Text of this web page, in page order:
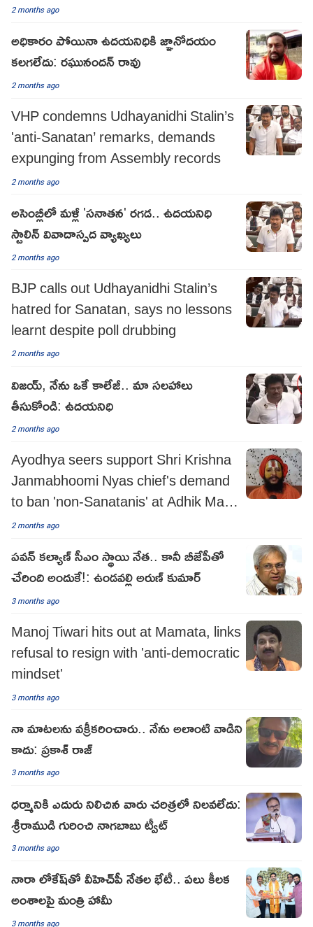
2 months ago
అధికారం పోయినా ఉదయనిధికి జ్ఞానోదయం
కలగలేదు: రఘునందన్ రావు
2 months ago
VHP condemns Udhayanidhi Stalin’s
'anti-Sanatan’ remarks, demands
expunging from Assembly records
2 months ago
అసెంబ్లీలో మళ్లీ 'సనాతన' రగడ.. ఉదయనిధి
స్టాలిన్ వివాదాస్పద వ్యాఖ్యలు
2 months ago
BJP calls out Udhayanidhi Stalin’s
hatred for Sanatan, says no lessons
learnt despite poll drubbing
2 months ago
విజయ్, నేను ఒకే కాలేజీ.. మా సలహాలు
తీసుకోండి: ఉదయనిధి
2 months ago
Ayodhya seers support Shri Krishna
Janmabhoomi Nyas chief's demand
to ban 'non-Sanatanis' at Adhik Maas
fair in Mathura
2 months ago
పవన్ క‌ల్యాణ్ సీఎం స్థాయి నేత.. కానీ బీజేపీతో
చేరింది అందుకే!: ఉండవల్లి అరుణ్ కుమార్
3 months ago
Manoj Tiwari hits out at Mamata, links
refusal to resign with 'anti-democratic
mindset'
3 months ago
నా మాటలను వక్రీకరించారు.. నేను అలాంటి వాడిని
కాదు: ప్రకాశ్ రాజ్
3 months ago
ధర్మానికి ఎదురు నిలిచిన వారు చరిత్రలో నిలవలేదు:
శ్రీరాముడి గురించి నాగబాబు ట్వీట్
3 months ago
నారా లోకేష్‌తో వీహెచ్‌పీ నేతల భేటీ.. పలు కీలక
అంశాలపై మంత్రి హామీ
3 months ago